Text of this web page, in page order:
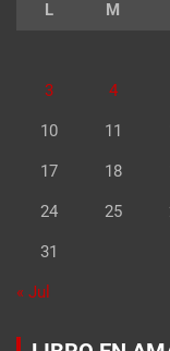
L M
3 4
10 11
17 18
24 25
31
« Jul